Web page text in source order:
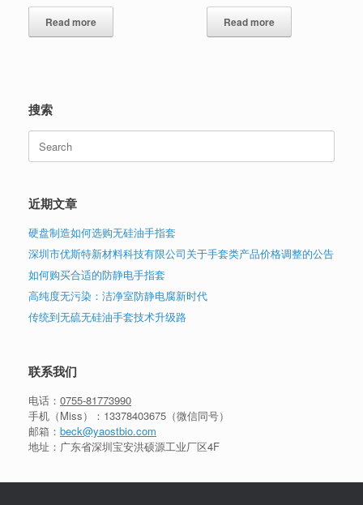
Read more Read more
搜索
Search
for:
近期文章
硬盘制造如何选购无硅油手指套
深圳市优斯特新材料科技有限公司关于手套类产品价格调整的公告
如何购买合适的防静电手指套
高纯度无污染：洁净室防静电腐新时代
传统到无硫无硅油手套技术升级路
联系我们
电话： 0755-81773990
手机（Miss）： 13378403675 （微信同号）
邮箱： beck@yaostbio.com
地址：广东省深圳宝安洪硕源工业厂区4F